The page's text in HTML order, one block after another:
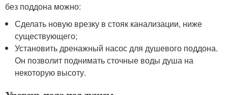
без поддона можно:
Сделать новую врезку в стояк канализации, ниже
существующего;
Установить дренажный насос для душевого поддона.
Он позволит поднимать сточные воды душа на
некоторую высоту.